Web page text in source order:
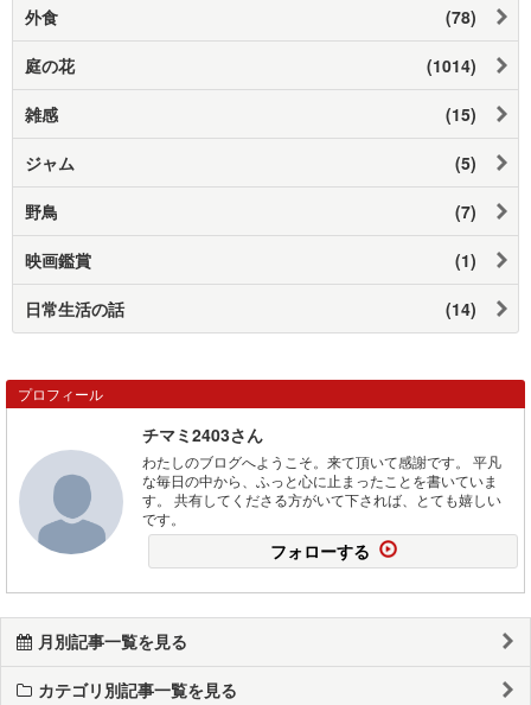
外食 (78)
庭の花 (1014)
雑感 (15)
ジャム (5)
野鳥 (7)
映画鑑賞 (1)
日常生活の話 (14)
プロフィール
チマミ2403さん
わたしのブログへようこそ。来て頂いて感謝です。 平凡
な毎日の中から、ふっと心に止まったことを書いていま
す。 共有してくださる方がいて下されば、とても嬉しい
です。
フォローする
月別記事一覧を見る
カテゴリ別記事一覧を見る